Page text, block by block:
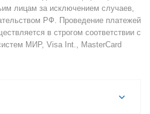
лицам за исключением случаев,
РФ. Проведение платежей
в строгом соответствии с
МИР, Visa Int., MasterCard